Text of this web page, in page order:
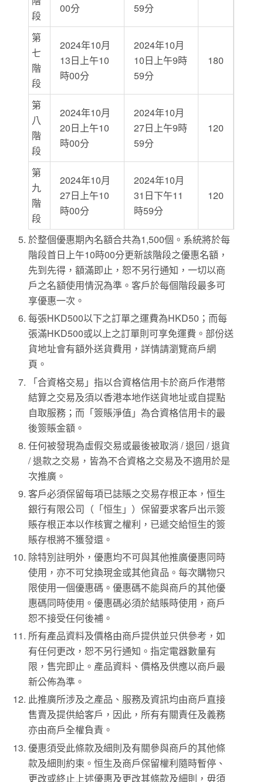
段
00分
59分
第
七
階
段
2024年10月
13日上午10
時00分
2024年10月
10日上午9時
59分
180
第
八
階
段
2024年10月
20日上午10
時00分
2024年10月
27日上午9時
59分
120
第
九
階
段
2024年10月
27日上午10
時00分
2024年10月
31日下午11
時59分
120
於整個優惠期內名額合共為1,500個。系統將於每
階段首日上午10時00分更新該階段之優惠名額，
先到先得，額滿即止，恕不另行通知，一切以商
戶之名額使用情況為準。客戶於每個階段最多可
享優惠一次。
每張HKD500以下之訂單之運費為HKD50；而每
張滿HKD500或以上之訂單則可享免運費。部份送
貨地址會有額外送貨費用，詳情請瀏覽商戶網
頁。
「合資格交易」指以合資格信用卡於商戶作港幣
結算之交易及須以香港本地作送貨地址或自提點
自取服務；而「簽賬淨值」為合資格信用卡的最
後簽賬金額。
任何被發現為虛假交易或最後被取消 / 退回 / 退貨
/ 退款之交易，皆為不合資格之交易及不適用於是
次推廣。
客戶必須保留每項已誌賬之交易存根正本，恒生
銀行有限公司（「恒生」）保留要求客戶出示簽
賬存根正本以作核實之權利，已遞交給恒生的簽
賬存根將不獲發還。
除特別註明外，優惠均不可與其他推廣優惠同時
使用，亦不可兌換現金或其他貨品。每次購物只
限使用一個優惠碼。優惠碼不能與商戶的其他優
惠碼同時使用。優惠碼必須於結賬時使用，商戶
恕不接受任何後補。
所有產品資料及價格由商戶提供並只供參考，如
有任何更改，恕不另行通知。指定電器數量有
限，售完即止。產品資料、價格及供應以商戶最
新公佈為準。
此推廣所涉及之產品、服務及資訊均由商戶直接
售賣及提供給客戶，因此，所有有關責任及義務
亦由商戶全權負責。
優惠須受此條款及細則及有關參與商戶的其他條
款及細則約束。恒生及商戶保留權利隨時暫停、
更改或終止上述優惠及更改其條款及細則，毋須